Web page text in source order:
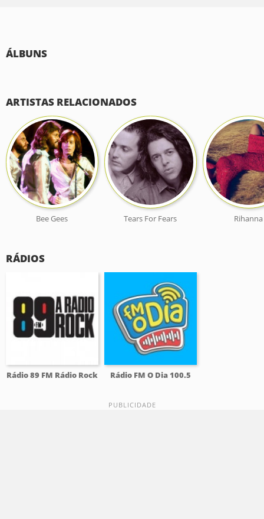
ÁLBUNS
ARTISTAS RELACIONADOS
Bee Gees Tears For Fears Rihanna
RÁDIOS
Rádio 89 FM Rádio Rock Rádio FM O Dia 100.5